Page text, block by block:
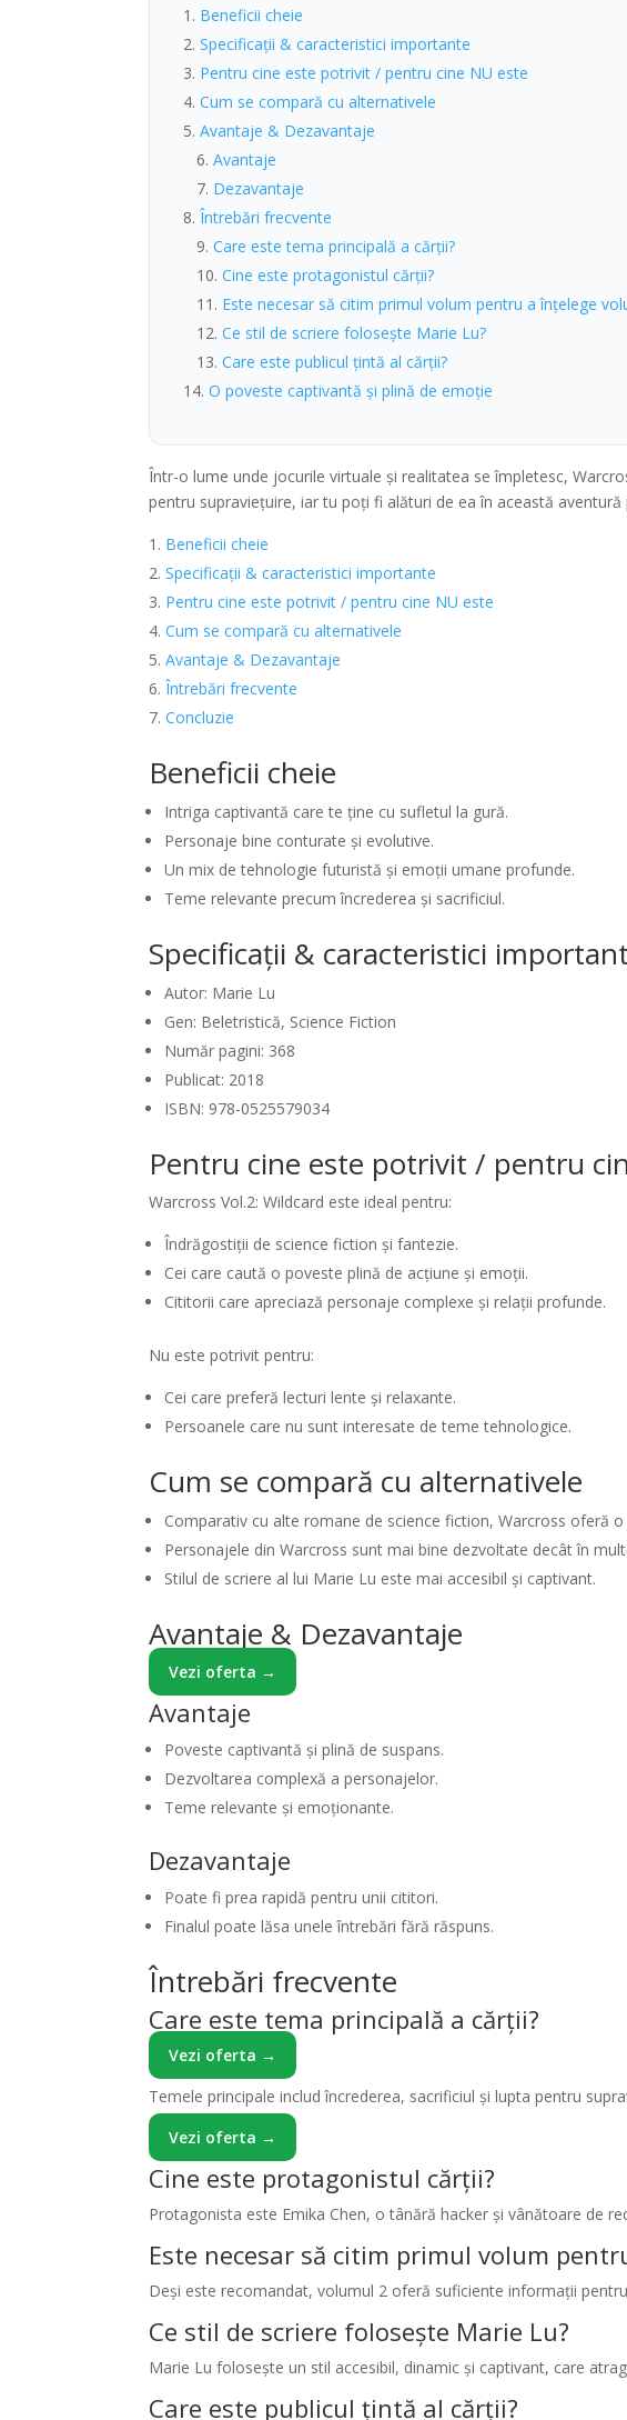
Beneficii cheie
Specificații & caracteristici importante
Pentru cine este potrivit / pentru cine NU este
Cum se compară cu alternativele
Avantaje & Dezavantaje
Avantaje
Dezavantaje
Întrebări frecvente
Care este tema principală a cărții?
Cine este protagonistul cărții?
Este necesar să citim primul volum pentru a înțelege
Ce stil de scriere folosește Marie Lu?
Care este publicul țintă al cărții?
O poveste captivantă și plină de emoție
Într-o lume unde jocurile virtuale și realitatea se împletesc,
pentru supraviețuire, iar tu poți fi alături de ea în această aventură
Beneficii cheie
Specificații & caracteristici importante
Pentru cine este potrivit / pentru cine NU este
Cum se compară cu alternativele
Avantaje & Dezavantaje
Întrebări frecvente
Concluzie
Beneficii cheie
Intriga captivantă care te ține cu sufletul la gură.
Personaje bine conturate și evolutive.
Un mix de tehnologie futuristă și emoții umane profunde.
Teme relevante precum încrederea și sacrificiul.
Specificații & caracteristici
Autor: Marie Lu
Gen: Beletristică, Science Fiction
Număr pagini: 368
Publicat: 2018
ISBN: 978-0525579034
Pentru cine este potrivit / pentru
Warcross Vol.2: Wildcard este ideal pentru:
Îndrăgostiții de science fiction și fantezie.
Cei care caută o poveste plină de acțiune și emoții.
Cititorii care apreciază personaje complexe și relații profunde.
Nu este potrivit pentru:
Cei care preferă lecturi lente și relaxante.
Persoanele care nu sunt interesate de teme tehnologice.
Cum se compară cu alternativele
Comparativ cu alte romane de science fiction, Warcross oferă
Personajele din Warcross sunt mai bine dezvoltate decât în
Stilul de scriere al lui Marie Lu este mai accesibil și captivant.
Avantaje & Dezavantaje
Vezi oferta →
Avantaje
Poveste captivantă și plină de suspans.
Dezvoltarea complexă a personajelor.
Teme relevante și emoționante.
Dezavantaje
Poate fi prea rapidă pentru unii cititori.
Finalul poate lăsa unele întrebări fără răspuns.
Întrebări frecvente
Care este tema principală a cărții?
Vezi oferta →
Temele principale includ încrederea, sacrificiul și lupta pentru
Vezi oferta →
Cine este protagonistul cărții?
Protagonista este Emika Chen, o tânără hacker și vânătoare de
Este necesar să citim primul volum
Deși este recomandat, volumul 2 oferă suficiente informații
Ce stil de scriere folosește Marie Lu?
Marie Lu folosește un stil accesibil, dinamic și captivant, care
Care este publicul țintă al cărții?